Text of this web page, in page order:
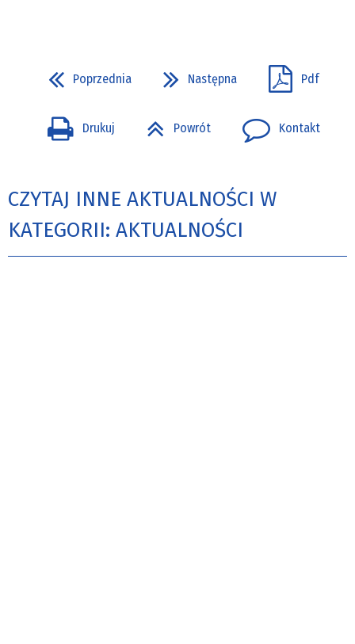
Poprzednia Następna Pdf
Drukuj Powrót Kontakt
CZYTAJ INNE AKTUALNOŚCI W
KATEGORII: AKTUALNOŚCI